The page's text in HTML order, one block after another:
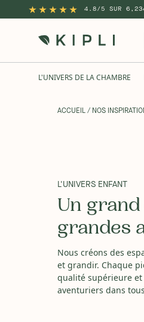
4.8/5 SUR
L'UNIVERS DE LA CHAMBRE
ACCUEIL / NOS
L'UNIVERS ENFANT
Un
grandes
Nous créons des
et grandir. Chaque
qualité supérieure
aventuriers dans